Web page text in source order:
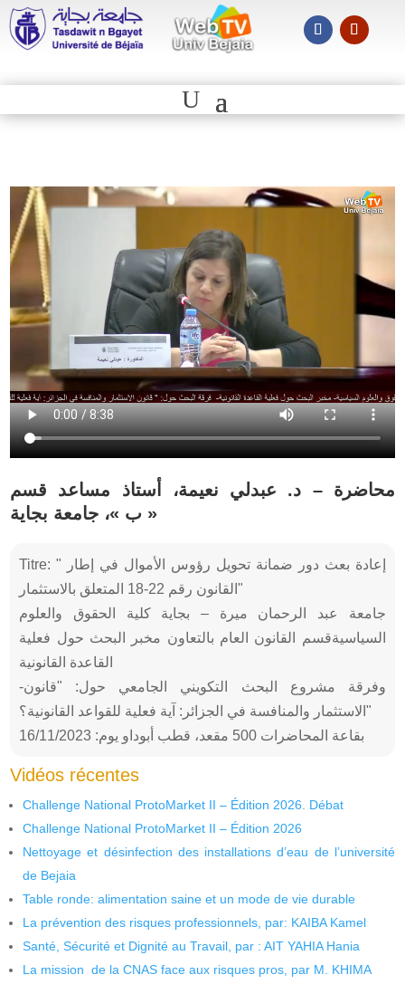
محاضرة – د. عبدلي نعيمة، أستاذ مساعد قسم
« ب »، جامعة بجاية
Titre: " إعادة بعث دور ضمانة تحويل رؤوس الأموال في إطار
القانون رقم 22-18 المتعلق بالاستثمار"
جامعة عبد الرحمان ميرة – بجاية كلية الحقوق والعلوم
السياسيةقسم القانون العام بالتعاون مخبر البحث حول فعلية
القاعدة القانونية
-وفرقة مشروع البحث التكويني الجامعي حول: "قانون
الاستثمار والمنافسة في الجزائر: آية فعلية للقواعد القانونية؟"
بقاعة المحاضرات 500 مقعد، قطب أبوداو يوم: 16/11/2023
Vidéos récentes
Challenge National ProtoMarket II – Édition 2026. Débat
Challenge National ProtoMarket II – Édition 2026
Nettoyage et désinfection des installations d’eau de l’université
de Bejaia
Table ronde: alimentation saine et un mode de vie durable
La prévention des risques professionnels, par: KAIBA Kamel
Santé, Sécurité et Dignité au Travail, par : AIT YAHIA Hania
La mission de la CNAS face aux risques pros, par M. KHIMA